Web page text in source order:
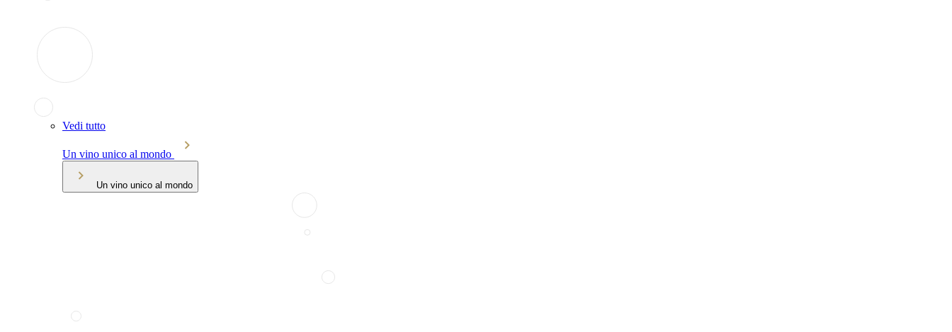
Vedi tutto
Un vino unico al mondo
Un vino unico al mondo